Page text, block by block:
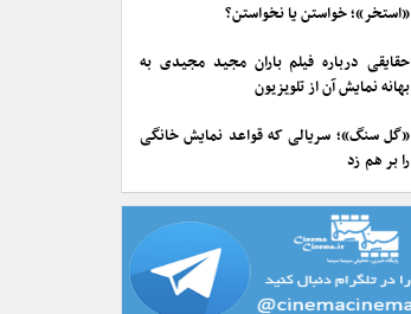
«استخر»؛ خواستن یا نخواستن؟
حقایقی درباره فیلم باران مجید مجیدی به
بهانه نمایش آن از تلویزیون
«گل سنگ»؛ سریالی که قواعد نمایش خانگی
را بر هم زد